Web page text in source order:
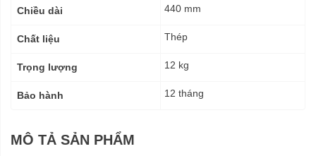
Chiều dài 440 mm
Chất liệu Thép
Trọng lượng 12 kg
Bảo hành 12 tháng
MÔ TẢ SẢN PHẨM